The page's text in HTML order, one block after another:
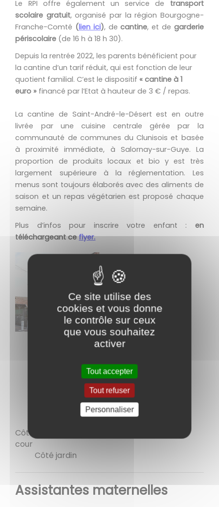
Le RPI offre également un service de transport
scolaire gratuit, organisé par la région Bourgogne-
Franche-Comté (lien ici), decantine, et de garderie
périscolaire (de 16 h à 18 h 30).
Depuis la rentrée 2022, les parents bénéficient pour
la cantine d’un tarif réduit, qui est fonction de leur
quotient familial. C’est le dispositif« cantine à 1
euro » financé par l’Etat à hauteur de 3 € / repas.
La cantine de Saint-André-le-Désert est en outre
livrée par une cuisine centrale gérée par la
communauté de communes du Clunisois et basée
à proximité immédiate, à Salornay-sur-Guye. La
proportion de produits locaux et bio y est très
largement supérieure à la réglementation. Les
menus sont toujours élaborés avec des aliments de
saison et un repas végétarien est proposé chaque
semaine.
Plus d’infos pour inscrire votre enfant : en
téléchargeant ceflyer.
Côté
cour
Côté jardin
Assistantes maternelles
Ce site utilise des
cookies et vous donne
le contrôle sur ceux
que vous souhaitez
activer
Tout accepter
Tout refuser
Personnaliser